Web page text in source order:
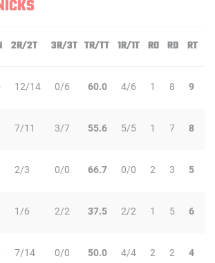
2R/2T 3R/3T TR/TT 1R/1T RO RD RT
12/14 0/6 60.0 4/6 1 8 9
7/11 3/7 55.6 5/5 1 7 8
2/3 0/0 66.7 0/0 2 3 5
1/6 2/2 37.5 2/2 1 5 6
7/14 0/0 50.0 4/4 2 2 4